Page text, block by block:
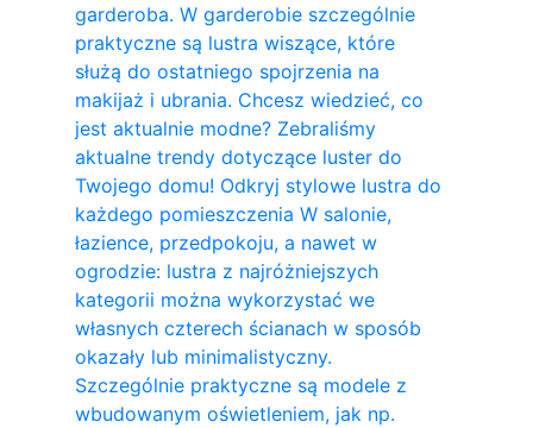
garderoba. W garderobie szczególnie
praktyczne są lustra wiszące, które
służą do ostatniego spojrzenia na
makijaż i ubrania. Chcesz wiedzieć, co
jest aktualnie modne? Zebraliśmy
aktualne trendy dotyczące luster do
Twojego domu! Odkryj stylowe lustra do
każdego pomieszczenia W salonie,
łazience, przedpokoju, a nawet w
ogrodzie: lustra z najróżniejszych
kategorii można wykorzystać we
własnych czterech ścianach w sposób
okazały lub minimalistyczny.
Szczególnie praktyczne są modele z
wbudowanym oświetleniem, jak np.